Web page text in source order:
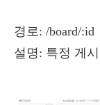
경로: /board/:id
설명: 특정 게